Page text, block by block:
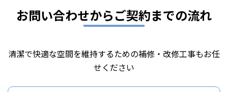
お問い合わせからご契約までの流れ
清潔で快適な空間を維持するための補修・改修工事もお任
せください